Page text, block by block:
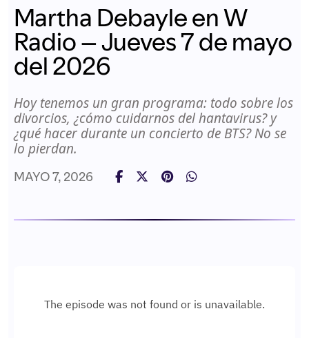
Martha Debayle en W
Radio – Jueves 7 de mayo
del 2026
Hoy tenemos un gran programa: todo sobre los
divorcios, ¿cómo cuidarnos del hantavirus? y
¿qué hacer durante un concierto de BTS? No se
lo pierdan.
MAYO 7, 2026